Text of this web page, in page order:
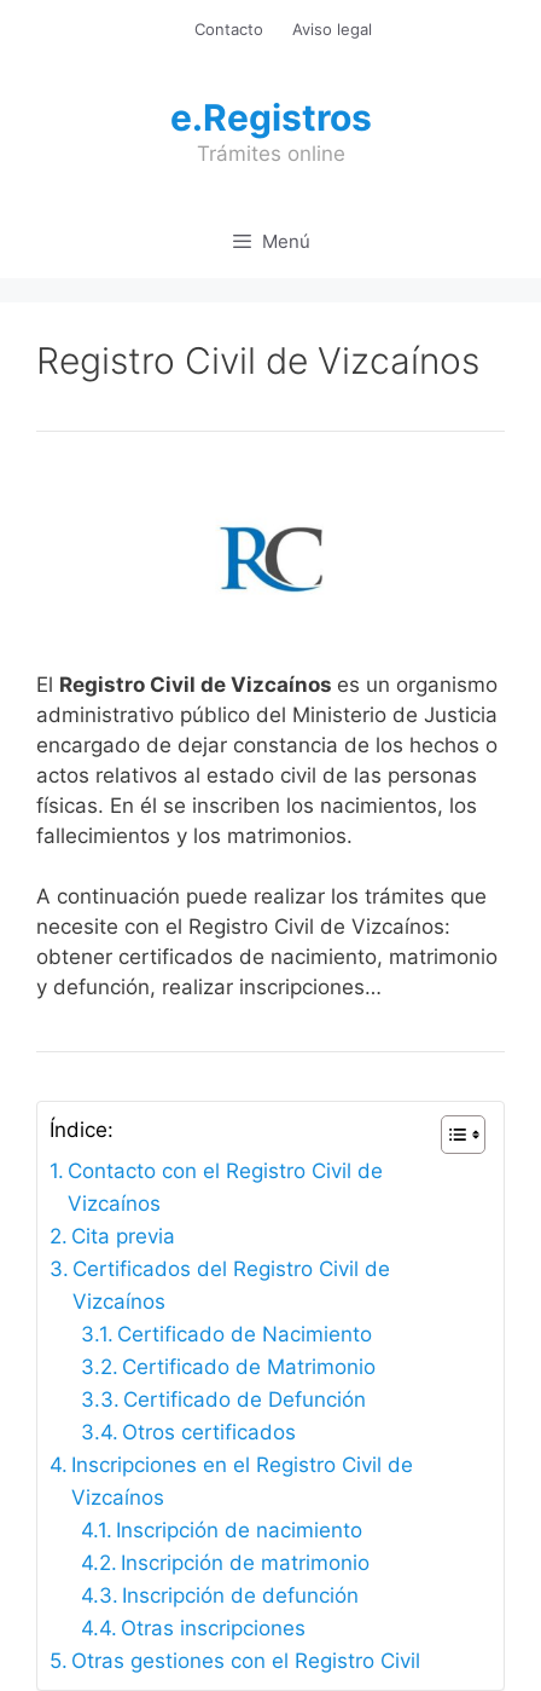
Contacto Aviso legal
e.Registros
Trámites online
Menú
Registro Civil de Vizcaínos
El Registro Civil de Vizcaínos es un organismo
administrativo público del Ministerio de Justicia
encargado de dejar constancia de los hechos o
actos relativos al estado civil de las personas
físicas. En él se inscriben los nacimientos, los
fallecimientos y los matrimonios.
A continuación puede realizar los trámites que
necesite con el Registro Civil de Vizcaínos:
obtener certificados de nacimiento, matrimonio
y defunción, realizar inscripciones…
Índice:
Contacto con el Registro Civil de
Vizcaínos
Cita previa
Certificados del Registro Civil de
Vizcaínos
Certificado de Nacimiento
Certificado de Matrimonio
Certificado de Defunción
Otros certificados
Inscripciones en el Registro Civil de
Vizcaínos
Inscripción de nacimiento
Inscripción de matrimonio
Inscripción de defunción
Otras inscripciones
Otras gestiones con el Registro Civil